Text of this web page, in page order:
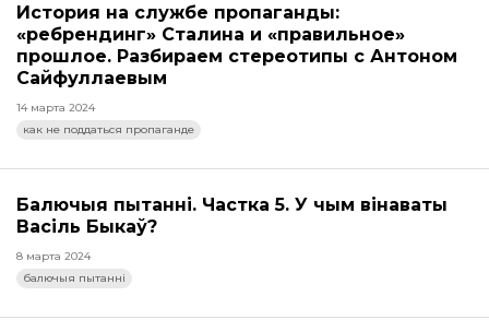
История на службе пропаганды:
«ребрендинг» Сталина и «правильное»
прошлое. Разбираем стереотипы с Антоном
Сайфуллаевым
14 марта 2024
как не поддаться пропаганде
Балючыя пытанні. Частка 5. У чым вінаваты
Васіль Быкаў?
8 марта 2024
балючыя пытанні